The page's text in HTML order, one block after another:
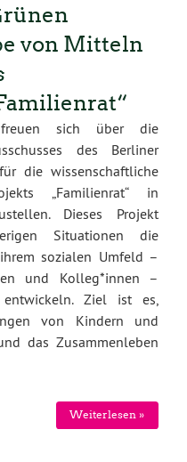
von Mitteln
sich über die
des Berliner
die wissenschaftliche
„Familienrat“ in
Dieses Projekt
Situationen die
sozialen Umfeld –
und Kolleg*innen –
Ziel ist es,
von Kindern und
das Zusammenleben
Weiterlesen »